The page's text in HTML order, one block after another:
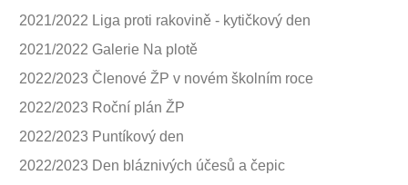
2021/2022 Liga proti rakovině - kytičkový den
2021/2022 Galerie Na plotě
2022/2023 Členové ŽP v novém školním roce
2022/2023 Roční plán ŽP
2022/2023 Puntíkový den
2022/2023 Den bláznivých účesů a čepic